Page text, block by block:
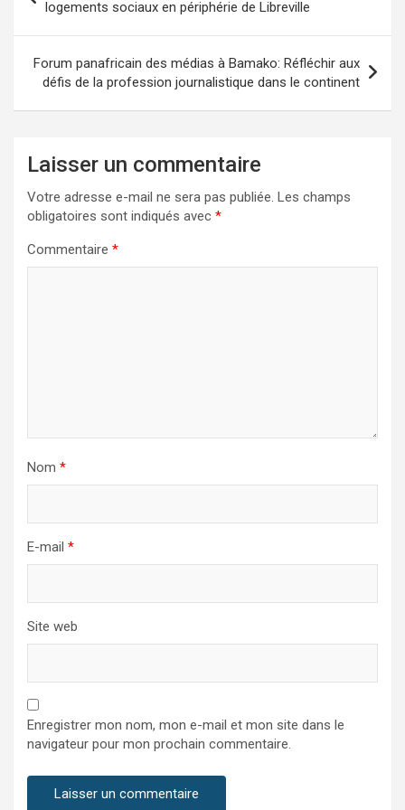
l’article
logements sociaux en périphérie de Libreville
Forum panafricain des médias à Bamako: Réfléchir aux
défis de la profession journalistique dans le continent
Laisser un commentaire
Votre adresse e-mail ne sera pas publiée. Les champs
obligatoires sont indiqués avec *
Commentaire *
Nom *
E-mail *
Site web
Enregistrer mon nom, mon e-mail et mon site dans le
navigateur pour mon prochain commentaire.